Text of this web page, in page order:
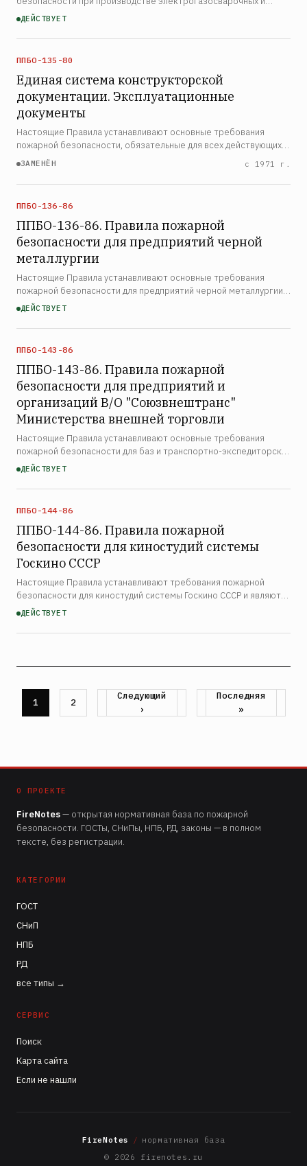
других огневых работ на судоремонтных и
Правила распространя…
ДЕЙСТВУЕТ
ППБО-135-80
Единая система конструкторской
документации. Эксплуатационные
документы
Настоящие Правила устанавливают основные требования
пожарной безопасности, обязательные для всех действующих и
строящихся торфопредприятий Министерства топливной
ох…
ЗАМЕНЁН с 1971 г.
ППБО-136-86
ППБО-136-86. Правила пожарной
безопасности для предприятий черной
металлургии
Настоящие Правила устанавливают основные требования
пожарной безопасности для предприятий черной металлургии
при их эксплуатации и реконструкции и являются
Правил…
ДЕЙСТВУЕТ
ППБО-143-86
ППБО-143-86. Правила пожарной
безопасности для предприятий и
организаций В/О "Союзвнештранс"
Министерства внешней торговли
Настоящие Правила устанавливают основные требования
пожарной безопасности для баз и транспортно-экспедиторских
центров Всесоюзного хозрасчётного внешнеторгового
торговли, …
ДЕЙСТВУЕТ
ППБО-144-86
ППБО-144-86. Правила пожарной
безопасности для киностудий системы
Госкино СССР
Настоящие Правила устанавливают требования пожарной
безопасности для киностудий системы Госкино СССР и являются
обязательными для всего инженерно-технического,
служащи…
ДЕЙСТВУЕТ
Нумерация
Страница
1 Страница
2
Следующая
страница
Следующий
›
Последняя
страница
Последняя
»
О ПРОЕКТЕ
FireNotes— открытая нормативная база по пожарной
безопасности. ГОСТы, СНиПы, НПБ, РД, законы — в полном
тексте, без регистрации.
КАТЕГОРИИ
ГОСТ
СНиП
НПБ
РД
все типы →
СЕРВИС
Поиск
Карта сайта
Если не нашли
FireNotes / нормативная база
© 2026 firenotes.ru